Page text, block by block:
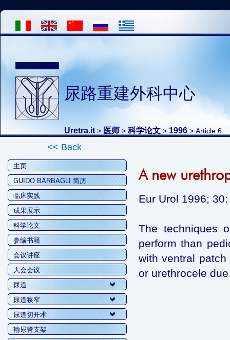
尿路重建外科中心
Uretra.it > 医师 > 科学论文 > 1996 > Article 6
<< Back
主页
GUIDO BARBAGLI 简历
临床实践
成果展示
科学论文
参编书籍
会议讲座
大会会议
尿道
尿道狭窄
尿道切开术
输尿管支架
A new
Eur Urol 1996;
The techniques
perform than
with ventral
or urethrocele